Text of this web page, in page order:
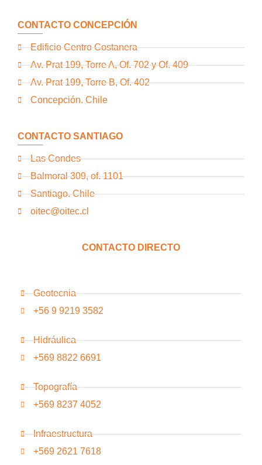
CONTACTO CONCEPCIÓN
Edificio Centro Costanera
Av. Prat 199, Torre A, Of. 702 y Of. 409
Av. Prat 199, Torre B, Of. 402
Concepción. Chile
CONTACTO SANTIAGO
Las Condes
Balmoral 309, of. 1101
Santiago. Chile
oitec@oitec.cl
CONTACTO DIRECTO
Geotecnia
+56 9 9219 3582
Hidráulica
+569 8822 6691
Topografía
+569 8237 4052
Infraestructura
+569 2621 7618